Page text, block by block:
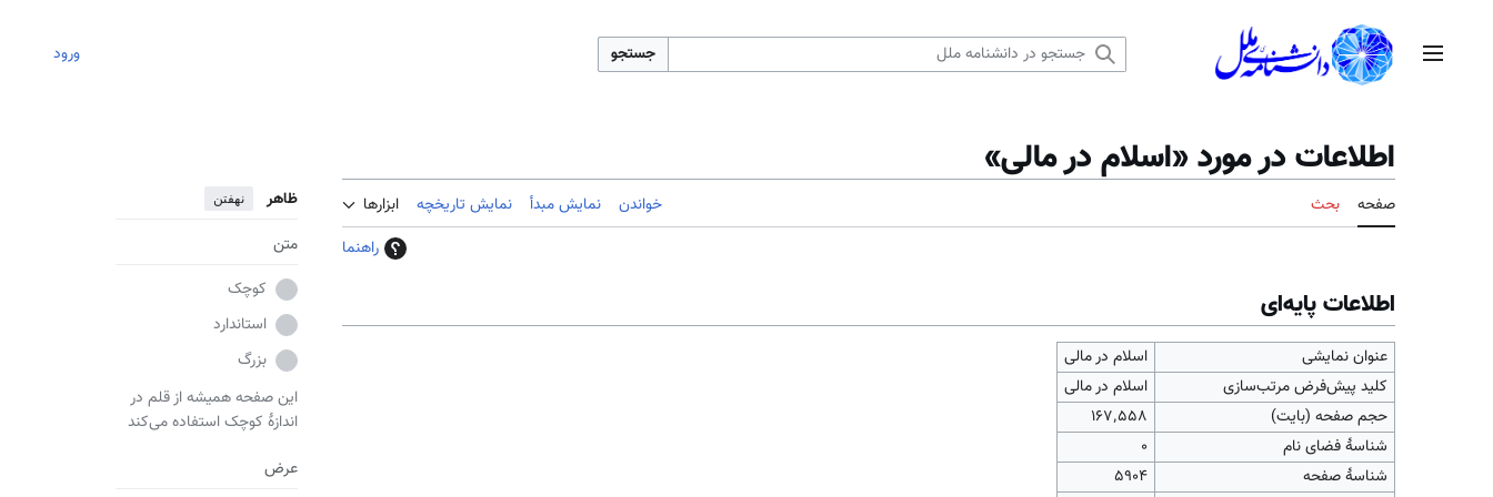
منوی اصلی جستجو ورود
اطلاعات در مورد «اسلام در مالی»
صفحه بحث خواندن نمایش مبدأ نمایش تاریخچه ابزارها ظاهر نهفتن
متن
کوچک
استاندارد
بزرگ
این صفحه همیشه از قلم در
اندازهٔ کوچک استفاده می‌کند
عرض
راهنما
اطلاعات پایه‌ای
عنوان نمایشی
اسلام در مالی
کلید پیش‌فرض مرتب‌سازی
اسلام در مالی
حجم صفحه (بایت)
۱۶۷٬۵۵۸
شناسهٔ فضای نام
0
شناسهٔ صفحه
5904